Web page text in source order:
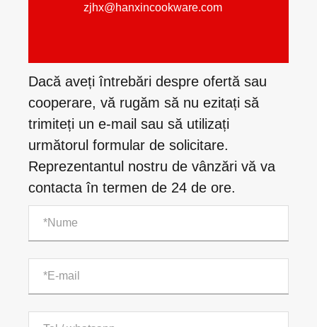
zjhx@hanxincookware.com
Dacă aveți întrebări despre ofertă sau
cooperare, vă rugăm să nu ezitați să
trimiteți un e-mail sau să utilizați
următorul formular de solicitare.
Reprezentantul nostru de vânzări vă va
contacta în termen de 24 de ore.